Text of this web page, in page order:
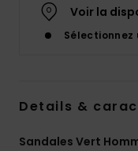
Voir la
Sélectionnez
Details &
Sandales Vert